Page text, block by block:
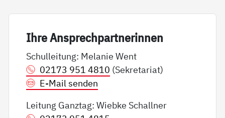
Ih­re An­sp­rech­part­ne­rin­nen
Schulleitung: Melanie Went
02173 951 4810 (Sekretariat)
E-Mail senden
Leitung Ganztag: Wiebke Schallner